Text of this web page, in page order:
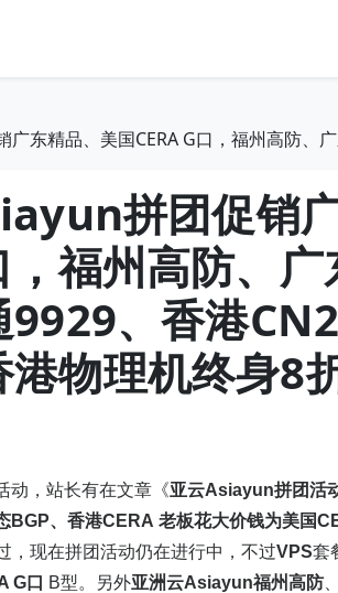
东精品、美国CERA G口，福州高防、
拼团促销
，福州高防、
9929、香港
港物理机终身8
动，站长有在文章《亚云Asiayun拼团活
BGP、香港CERA 老板花大价钱为美国
，现在拼团活动仍在进行中，不过VPS套
G口 B型。另外亚洲云Asiayun福州高防